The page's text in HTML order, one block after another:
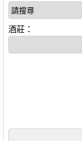
酒莊：